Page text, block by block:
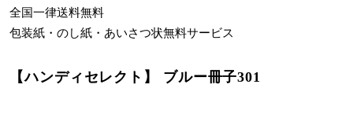
全国一律送料無料
包装紙・のし紙・あいさつ状無料サービス
【ハンディセレクト】 ブルー冊子301